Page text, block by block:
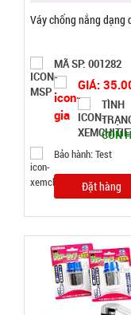
Váy chống nắng dạng
MÃ SP: 001282
GIÁ:
TÌNH
CÒN
Bảo hành: Test
Đặt hàng